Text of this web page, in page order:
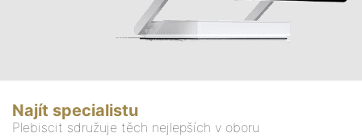
Najít specialistu
Plebiscit sdružuje těch nejlepších v oboru